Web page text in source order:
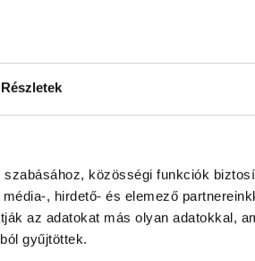
Részletek
közösségi funkciók
, hirdető- és elemező
az adatokat más olyan adatokkal,
gyűjtöttek.